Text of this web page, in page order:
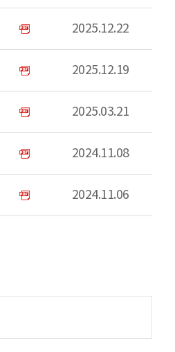
2025.12.22
2025.12.19
2025.03.21
2024.11.08
2024.11.06